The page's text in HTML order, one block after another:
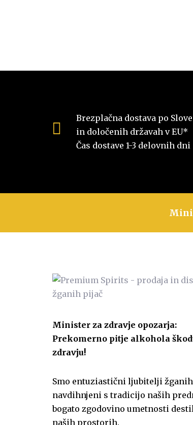
Brezplačna dostava po
in določenih državah v EU*
Čas dostave 1-3 delovnih dni
Minister za zdravje opozarja:
Prekomerno pitje alkohola
zdravju!
Smo entuziastični ljubitelji
navdihnjeni s tradicijo naših
bogato zgodovino umetnosti
naših prostorih.